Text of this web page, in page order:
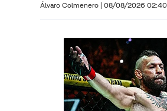
Álvaro Colmenero | 08/08/2026